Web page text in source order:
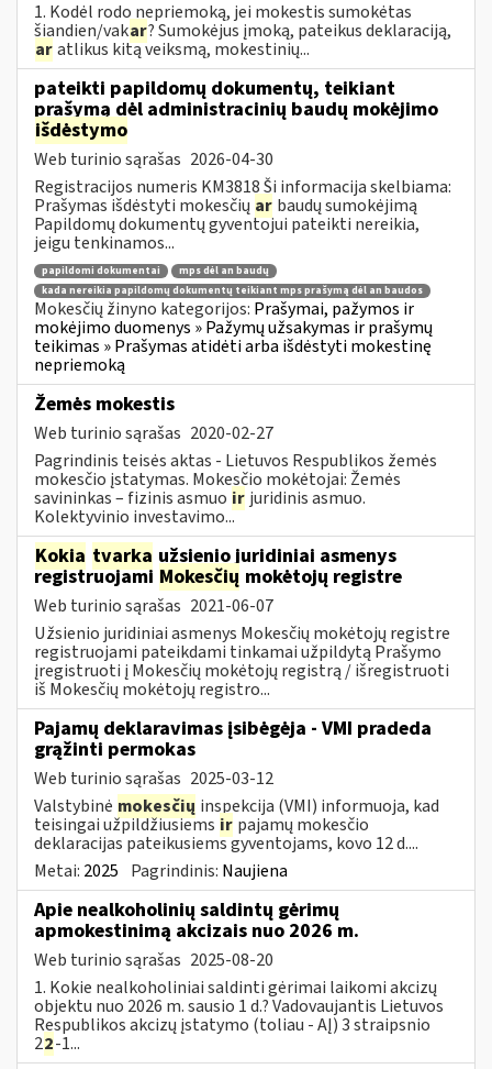
1. Kodėl rodo nepriemoką, jei mokestis sumokėtas
šiandien/vakar? Sumokėjus įmoką, pateikus deklaraciją,
aratlikus kitą veiksmą, mokestinių...
pateikti papildomų dokumentų, teikiant
prašymą dėl administracinių baudų mokėjimo
išdėstymo
Web turinio sąrašas 2026-04-30
Registracijos numeris KM3818 Ši informacija skelbiama:
Prašymas išdėstyti mokesčių ar baudų sumokėjimą
Papildomų dokumentų gyventojui pateikti nereikia,
jeigu tenkinamos...
papildomi dokumentai
mps dėl an baudų
kada nereikia papildomų dokumentų teikiant mps prašymą dėl an baudos
Mokesčių žinyno kategorijos: Prašymai, pažymos ir
mokėjimo duomenys » Pažymų užsakymas ir prašymų
teikimas » Prašymas atidėti arba išdėstyti mokestinę
nepriemoką
Žemės mokestis
Web turinio sąrašas 2020-02-27
Pagrindinis teisės aktas - Lietuvos Respublikos žemės
mokesčio įstatymas. Mokesčio mokėtojai: Žemės
savininkas – fizinis asmuo ir juridinis asmuo.
Kolektyvinio investavimo...
Kokia tvarka užsienio juridiniai asmenys
registruojami Mokesčių mokėtojų registre
Web turinio sąrašas 2021-06-07
Užsienio juridiniai asmenys Mokesčių mokėtojų registre
registruojami pateikdami tinkamai užpildytą Prašymo
įregistruoti į Mokesčių mokėtojų registrą / išregistruoti
iš Mokesčių mokėtojų registro...
Pajamų deklaravimas įsibėgėja - VMI pradeda
grąžinti permokas
Web turinio sąrašas 2025-03-12
Valstybinė mokesčių inspekcija (VMI) informuoja, kad
teisingai užpildžiusiems ir pajamų mokesčio
deklaracijas pateikusiems gyventojams, kovo 12 d....
Metai: 2025 Pagrindinis: Naujiena
Apie nealkoholinių saldintų gėrimų
apmokestinimą akcizais nuo 2026 m.
Web turinio sąrašas 2025-08-20
1. Kokie nealkoholiniai saldinti gėrimai laikomi akcizų
objektu nuo 2026 m. sausio 1 d.? Vadovaujantis Lietuvos
Respublikos akcizų įstatymo (toliau - AĮ) 3 straipsnio
22-1...